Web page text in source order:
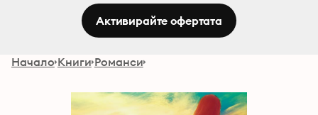
Активирайте офертата
Начало Книги Романси